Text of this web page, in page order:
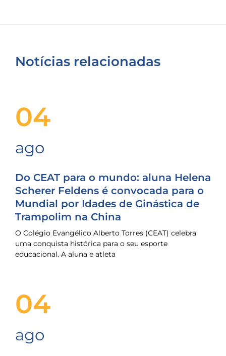
Notícias relacionadas
04
ago
Do CEAT para o mundo: aluna Helena
Scherer Feldens é convocada para o
Mundial por Idades de Ginástica de
Trampolim na China
O Colégio Evangélico Alberto Torres (CEAT) celebra
uma conquista histórica para o seu esporte
educacional. A aluna e atleta
04
ago